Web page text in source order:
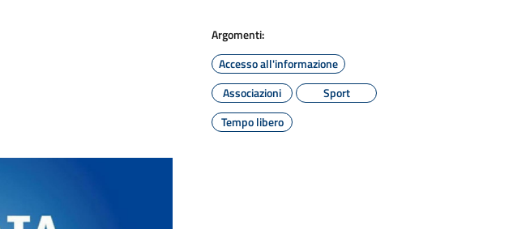
Argomenti:
Accesso all'informazione
Associazioni
Sport
Tempo libero